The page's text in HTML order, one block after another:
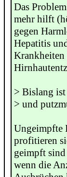
Das
mehr hilft
gegen
Hepatitis
Krankheiten
> Bislang
> und
Ungeimpfte
profitieren
geimpft
wenn die